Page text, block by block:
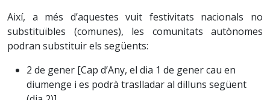
Així, a més d’aquestes vuit festivitats nacionals no
substituïbles (comunes), les comunitats autònomes
podran substituir els següents:
2 de gener [Cap d’Any, el dia 1 de gener cau en
diumenge i es podrà traslladar al dilluns següent